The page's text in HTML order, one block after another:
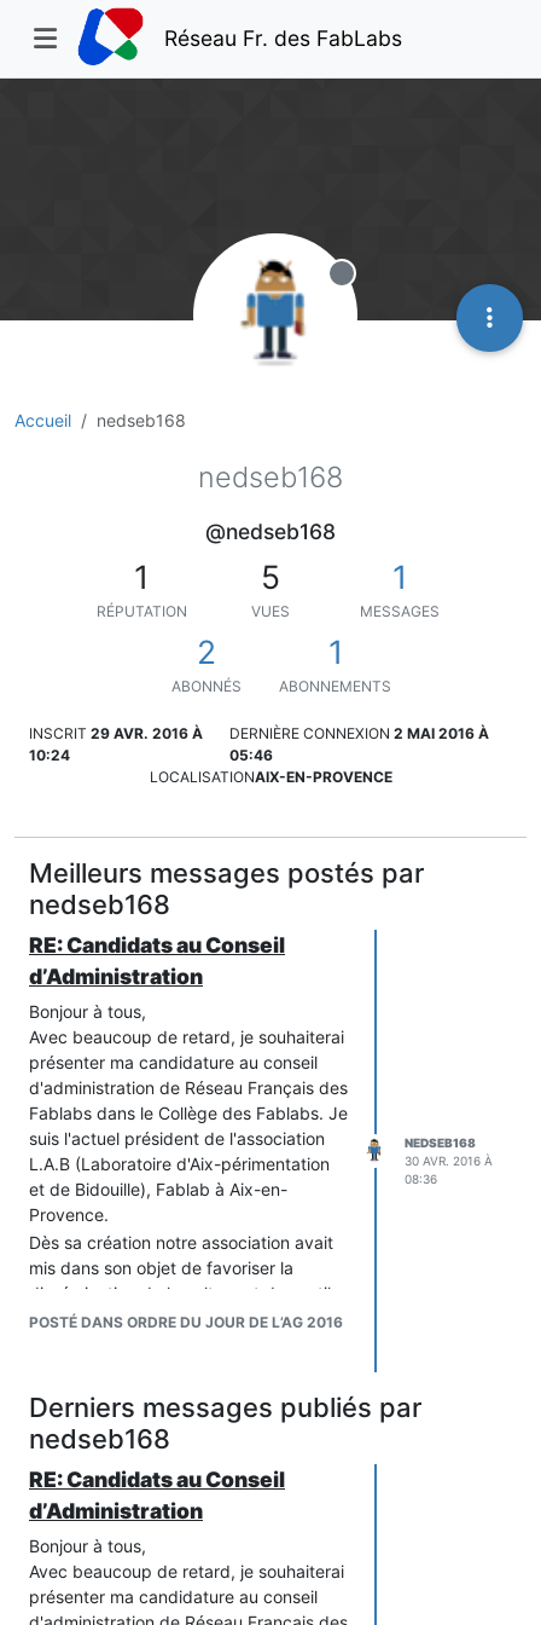
Réseau Fr. des FabLabs
Accueil nedseb168
Hors-ligne
nedseb168
@nedseb168
1
RÉPUTATION
5
VUES
1
MESSAGES
2
ABONNÉS
1
ABONNEMENTS
INSCRIT 29 AVR. 2016 À
10:24
DERNIÈRE CONNEXION 2 MAI 2016 À
05:46
LOCALISATIONAIX-EN-PROVENCE
Meilleurs messages postés par
nedseb168
RE: Candidats au Conseil
d’Administration
Bonjour à tous,
Avec beaucoup de retard, je souhaiterai
présenter ma candidature au conseil
d'administration de Réseau Français des
Fablabs dans le Collège des Fablabs. Je
suis l'actuel président de l'association
L.A.B (Laboratoire d'Aix-périmentation
et de Bidouille), Fablab à Aix-en-
Provence.
Dès sa création notre association avait
mis dans son objet de favoriser la
dissémination de la culture et des outils
des makers sur le plus large territoire.
servir cet objectif.
À la semaine prochaine
Sébastien NEDJAR
POSTÉ DANS ORDRE DU JOUR DE L’AG 2016
NEDSEB168
30 AVR. 2016 À
08:36
Derniers messages publiés par
nedseb168
RE: Candidats au Conseil
d’Administration
Bonjour à tous,
Avec beaucoup de retard, je souhaiterai
présenter ma candidature au conseil